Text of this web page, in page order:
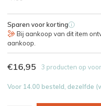
Sparen voor korting i
Bij aankoop van dit item
aankoop.
€16,95 3 producten op
Voor 14.00 besteld, dezelfde